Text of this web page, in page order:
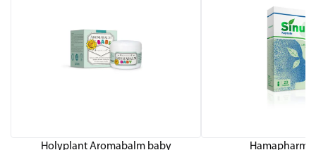
Holyplant Aromabalm baby Hamapharm